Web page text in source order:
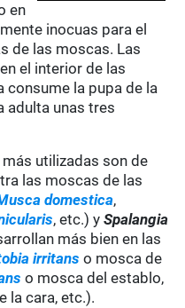
en
inocuas para el
de las moscas. Las
el interior de las
consume la pupa de la
adulta unas tres
utilizadas son de
las moscas de las
domestica,
, etc.) ySpalangia
más bien en las
irritans o mosca de
o mosca del establo,
la cara, etc.).